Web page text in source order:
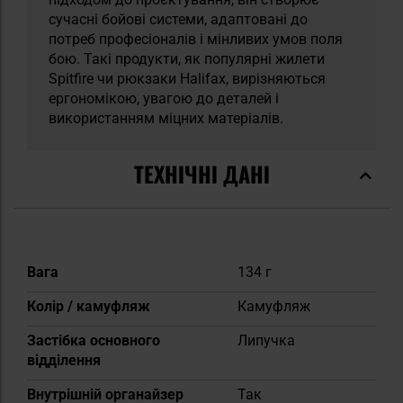
сучасні бойові системи, адаптовані до
потреб професіоналів і мінливих умов поля
бою. Такі продукти, як популярні жилети
Spitfire чи рюкзаки Halifax, вирізняються
ергономікою, увагою до деталей і
використанням міцних матеріалів.
ТЕХНІЧНІ ДАНІ
Докладніше
Вага
134 г
Колір / камуфляж
Камуфляж
Застібка основного
відділення
Липучка
Внутрішній органайзер Так